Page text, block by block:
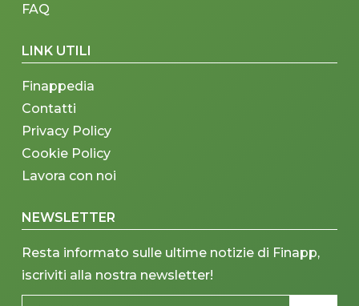
FAQ
LINK UTILI
Finappedia
Contatti
Privacy Policy
Cookie Policy
Lavora con noi
NEWSLETTER
Resta informato sulle ultime notizie di Finapp,
iscriviti alla nostra newsletter!